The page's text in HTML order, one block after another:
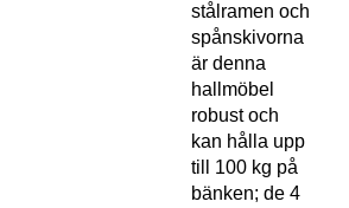
stålramen och
spånskivorna
är denna
hallmöbel
robust och
kan hålla upp
till 100 kg på
bänken; de 4